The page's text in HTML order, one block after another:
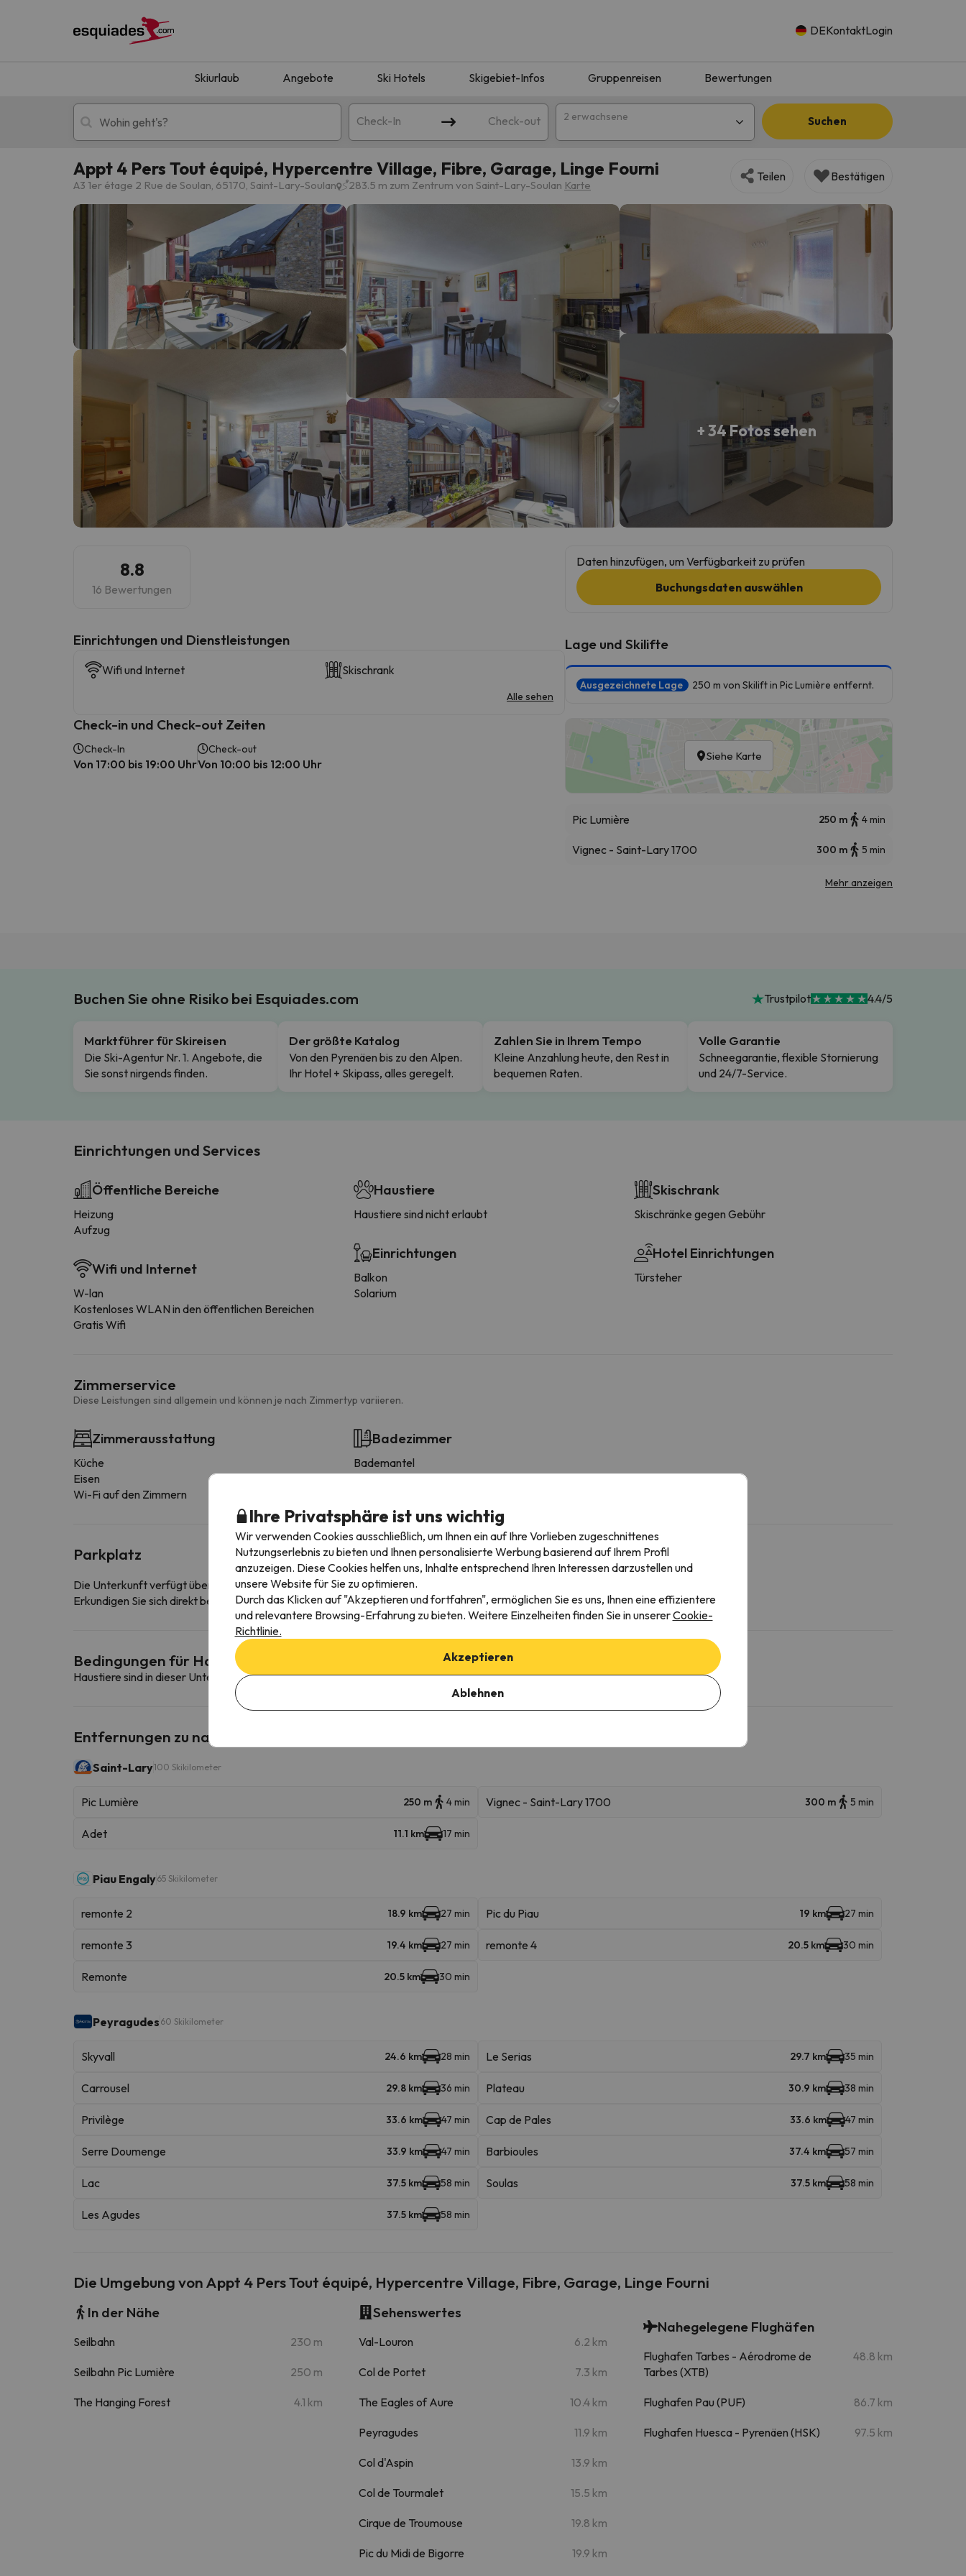
DEKontaktLogin
Skiurlaub Angebote Ski Hotels Skigebiet-Infos Gruppenreisen Bewertungen
Check-In Check-out 2 erwachsene Suchen
Skiurlaub Berghotels
Oops, wir haben keine Ergebnisse gefunden, die Ihrer Suche entsprechen. Versuchen Sie, das Ziel zu ändern.
Es sieht so aus, als hätte sich unser Sucher verirrt. Sobald er seinen Kompass gefunden hat, wird er zurück sein.
Appt 4 Pers Tout équipé, Hypercentre Village, Fibre, Garage, Linge Fourni
A3 1er étage 2 Rue de Soulan, 65170, Saint-Lary-Soulan 283.5 m zum Zentrum von Saint-Lary-Soulan Karte
Teilen Bestätigen
+ 34 Fotos sehen
8.8
16 Bewertungen
​Einrichtungen und Dienstleistungen
Wifi und Internet Skischrank
Alle sehen
Check-in und Check-out Zeiten
Check-In
Von 17:00 bis 19:00 Uhr
Check-out
Von 10:00 bis 12:00 Uhr
Daten hinzufügen, um Verfügbarkeit zu prüfen
Buchungsdaten auswählen
Lage und Skilifte
Ausgezeichnete Lage 250 m von Skilift in Pic Lumière entfernt.
Siehe Karte
Pic Lumière 250 m 4 min
Vignec - Saint-Lary 1700 300 m 5 min
Mehr anzeigen
Buchen Sie ohne Risiko bei Esquiades.com Trustpilot 4.4/5
Marktführer für Skireisen
Die Ski-Agentur Nr. 1. Angebote, die
Sie sonst nirgends finden.
Der größte Katalog
Von den Pyrenäen bis zu den Alpen.
Ihr Hotel + Skipass, alles geregelt.
Zahlen Sie in Ihrem Tempo
Kleine Anzahlung heute, den Rest in
bequemen Raten.
Volle Garantie
Schneegarantie, flexible Stornierung
und 24/7-Service.
Einrichtungen und Services
Öffentliche Bereiche
Heizung
Aufzug
Wifi und Internet
W-lan
Kostenloses WLAN in den öffentlichen Bereichen
Gratis Wifi
Haustiere
Haustiere sind nicht erlaubt
Einrichtungen
Balkon
Solarium
Skischrank
Skischränke gegen Gebühr
Hotel Einrichtungen
Türsteher
Zimmerservice
Diese Leistungen sind allgemein und können je nach Zimmertyp variieren.
Zimmerausstattung
Küche
Eisen
Wi-Fi auf den Zimmern
Badezimmer
Bademantel
Parkplatz
Die Unterkunft verfügt über einen kostenfreien Parkplatz
Erkundigen Sie sich direkt bei der Unterkunft, ob sie die Möglichkeit bietet, den Parkplatz im Voraus zu buchen.
Bedingungen für Haustiere
Haustiere sind in dieser Unterkunft nicht erlaubt.
Entfernungen zu nahe gelegenen Skigebieten
Saint-Lary100 Skikilometer
Pic Lumière 250 m 4 min Vignec - Saint-Lary 1700 300 m 5 min
Adet 11.1 km 17 min
Piau Engaly65 Skikilometer
remonte 2 18.9 km 27 min Pic du Piau 19 km 27 min
remonte 3 19.4 km 27 min remonte 4 20.5 km 30 min
Remonte 20.5 km 30 min
Peyragudes 60 Skikilometer
Skyvall 24.6 km 28 min Le Serias 29.7 km 35 min
Carrousel 29.8 km 36 min Plateau 30.9 km 38 min
Privilège 33.6 km 47 min Cap de Pales 33.6 km 47 min
Serre Doumenge 33.9 km 47 min Barbioules 37.4 km 57 min
Lac 37.5 km 58 min Soulas 37.5 km 58 min
Les Agudes 37.5 km 58 min
Die Umgebung von Appt 4 Pers Tout équipé, Hypercentre Village, Fibre, Garage, Linge Fourni
In der Nähe
Seilbahn 230 m
Seilbahn Pic Lumière 250 m
The Hanging Forest 4.1 km
Sehenswertes
Val-Louron 6.2 km
Col de Portet 7.3 km
The Eagles of Aure 10.4 km
Peyragudes 11.9 km
Col d'Aspin 13.9 km
Col de Tourmalet 15.5 km
Cirque de Troumouse 19.8 km
Pic du Midi de Bigorre 19.9 km
Nahegelegene Flughäfen
Flughafen Tarbes - Aérodrome de
Tarbes (XTB)
48.8 km
Flughafen Pau (PUF) 86.7 km
Flughafen Huesca - Pyrenäen (HSK) 97.5 km
Ihre Privatsphäre ist uns wichtig
Wir verwenden Cookies ausschließlich, um Ihnen ein auf Ihre Vorlieben zugeschnittenes
Nutzungserlebnis zu bieten und Ihnen personalisierte Werbung basierend auf Ihrem Profil
anzuzeigen. Diese Cookies helfen uns, Inhalte entsprechend Ihren Interessen darzustellen und
unsere Website für Sie zu optimieren.
Durch das Klicken auf "Akzeptieren und fortfahren", ermöglichen Sie es uns, Ihnen eine effizientere
und relevantere Browsing-Erfahrung zu bieten. Weitere Einzelheiten finden Sie in unsererCookie-
Richtlinie.
Akzeptieren
Ablehnen